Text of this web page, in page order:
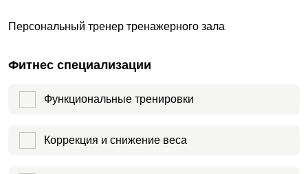
Персональный тренер тренажерного зала
Фитнес специализации
Функциональные тренировки
Коррекция и снижение веса